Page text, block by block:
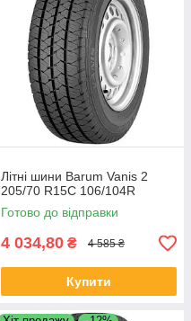
Літні шини Barum Vanis 2
205/70 R15C 106/104R
Готово до відправки
4 034,80 ₴ 4 585 ₴
Купити